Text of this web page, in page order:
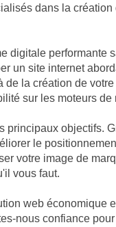
dans la
digitale performante
un site internet
la création de
sur les moteurs de
principaux objectifs.
le
votre image de
vous faut.
web économique
nous confiance